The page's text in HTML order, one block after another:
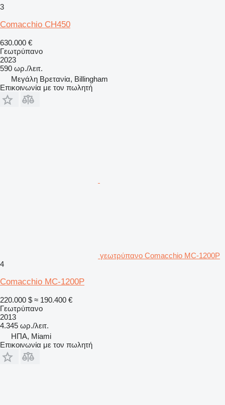
3
Comacchio CH450
630.000 €
Γεωτρύπανο
2023
590 ωρ./λειτ.
Μεγάλη Βρετανία, Billingham
Επικοινωνία με τον πωλητή
γεωτρύπανο Comacchio MC-1200P
4
Comacchio MC-1200P
220.000 $ ≈ 190.400 €
Γεωτρύπανο
2013
4.345 ωρ./λειτ.
ΗΠΑ, Miami
Επικοινωνία με τον πωλητή